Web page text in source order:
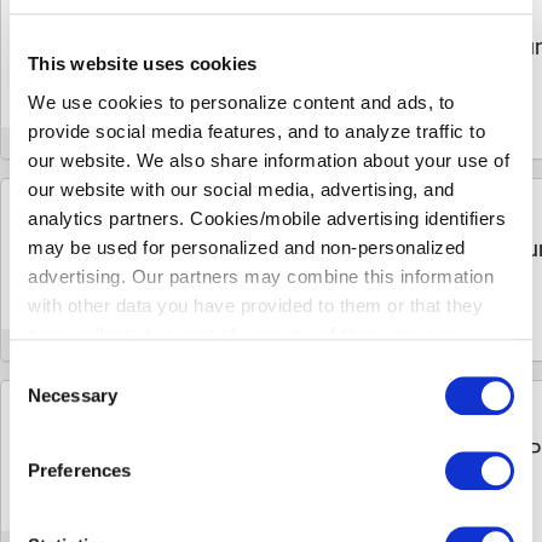
This website uses cookies
We use cookies to personalize content and ads, to
provide social media features, and to analyze traffic to
our website. We also share information about your use of
our website with our social media, advertising, and
analytics partners. Cookies/mobile advertising identifiers
may be used for personalized and non-personalized
advertising. Our partners may combine this information
with other data you have provided to them or that they
types of cookies are permitted when using our website.
Please note that, depending on your settings, some of the
the icon in the bottom left corner of the website to return
Selection
Necessary
Preferences
RABATT
ÜBERPRÜFT
auf deine
Medimops Gutschein
GUTSCHEIN
25 MAL VERWENDET
12%
RABATT
Kassiere12% Rabattauf deine
Medimops Gutschein
GUTSCHEIN
22 MAL VERWENDET
RABATT
auf Second Hand